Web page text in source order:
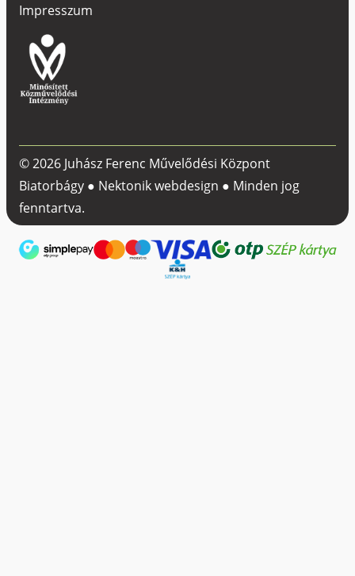
Impresszum
© 2026 Juhász Ferenc Művelődési Központ
Biatorbágy ● Nektonik webdesign ● Minden jog
fenntartva.